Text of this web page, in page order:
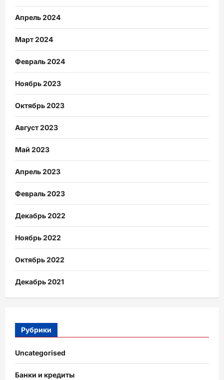
Апрель 2024
Март 2024
Февраль 2024
Ноябрь 2023
Октябрь 2023
Август 2023
Май 2023
Апрель 2023
Февраль 2023
Декабрь 2022
Ноябрь 2022
Октябрь 2022
Декабрь 2021
Рубрики
Uncategorised
Банки и кредиты